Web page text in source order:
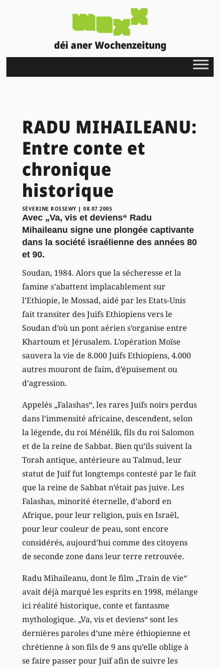
déi aner Wochenzeitung
RADU MIHAILEANU:
Entre conte et
chronique
historique
SÉVERINE ROSSEWY | 08.07.2005
Avec „Va, vis et deviens“ Radu
Mihaileanu signe une plongée captivante
dans la société israélienne des années 80
et 90.
Soudan, 1984. Alors que la sécheresse et la
famine s’abattent implacablement sur
l’Ethiopie, le Mossad, aidé par les Etats-Unis
fait transiter des Juifs Ethiopiens vers le
Soudan d’où un pont aérien s’organise entre
Khartoum et Jérusalem. L’opération Moïse
sauvera la vie de 8.000 Juifs Ethiopiens, 4.000
autres mouront de faim, d’épuisement ou
d’agression.
Appelés „Falashas“, les rares Juifs noirs perdus
dans l’immensité africaine, descendent, selon
la légende, du roi Ménélik, fils du roi Salomon
et de la reine de Sabbat. Bien qu’ils suivent la
Torah antique, antérieure au Talmud, leur
statut de Juif fut longtemps contesté par le fait
que la reine de Sabbat n’était pas juive. Les
Falashas, minorité éternelle, d’abord en
Afrique, pour leur religion, puis en Israël,
pour leur couleur de peau, sont encore
considérés, aujourd’hui comme des citoyens
de seconde zone dans leur terre retrouvée.
Radu Mihaileanu, dont le film „Train de vie“
avait déjà marqué les esprits en 1998, mélange
ici réalité historique, conte et fantasme
mythologique. „Va, vis et deviens“ sont les
dernières paroles d’une mère éthiopienne et
chrétienne à son fils de 9 ans qu’elle oblige à
se faire passer pour Juif afin de suivre les